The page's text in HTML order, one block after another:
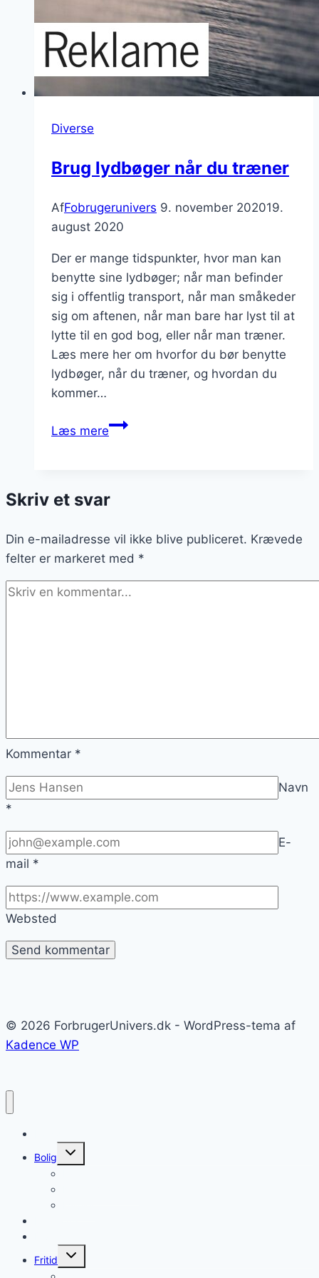
Diverse
Brug lydbøger når du træner
AfFobrugerunivers 9. november 202019.
august 2020
Der er mange tidspunkter, hvor man kan
benytte sine lydbøger; når man befinder
sig i offentlig transport, når man småkeder
sig om aftenen, når man bare har lyst til at
lytte til en god bog, eller når man træner.
Læs mere her om hvorfor du bør benytte
lydbøger, når du træner, og hvordan du
kommer…
Læs mereBrug
træner
Skriv et svar
Din e-mailadresse vil ikke blive publiceret. Krævede
felter er markeret med *
Kommentar *
Navn
*
E-
mail *
Websted
© 2026 ForbrugerUnivers.dk - WordPress-tema af
Kadence WP
Bolig
Skift
Fritid
Skift